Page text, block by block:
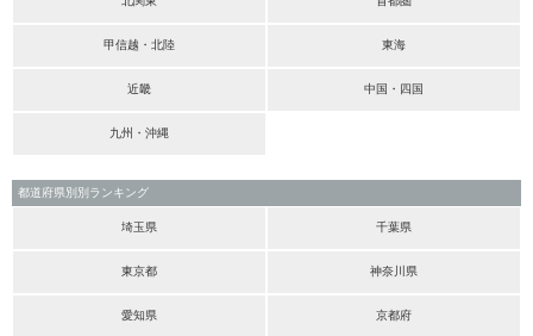
甲信越・北陸 東海
近畿 中国・四国
九州・沖縄
都道府県別別ランキング
埼玉県 千葉県
東京都 神奈川県
愛知県 京都府